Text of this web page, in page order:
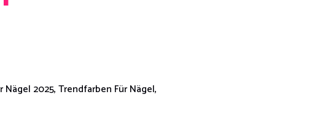
Nägel 2025,Trendfarben Für Nägel,